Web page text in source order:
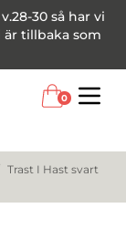
30 så har vi
tillbaka som
0
Trast I Hast svart